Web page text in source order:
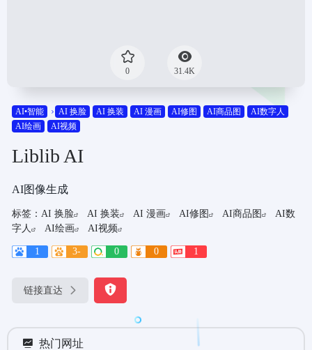
0 31.4K
AI•智能 AI 换脸 AI 换装 AI 漫画 AI修图 AI商品图
AI数字人
AI绘画
AI视频
Liblib AI
AI图像生成
标签： AI 换脸 AI 换装 AI 漫画 AI修图 AI商品图
AI数
字人
AI绘画 AI视频
1 3- 0 0 1
链接直达
热门网址